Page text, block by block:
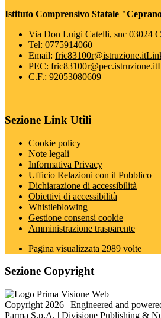
Istituto Comprensivo Statale
Via Don Luigi Catelli, snc 03024
Tel: 0775914060
Email: fric83100r@istruzione.it
PEC: fric83100r@pec.istruzione.it
C.F.: 92053080609
Sezione Link Utili
Cookie policy
Note legali
Informativa Privacy
Ufficio Relazioni con il Pubblico
Dichiarazione di accessibilità
Obiettivi di accessibilità
Whistleblowing
Gestione consensi cookie
Amministrazione trasparente
Pagina visualizzata 2989 volte
Sezione Copyright
Copyright 2026 | Engineered and
Parma S.p.A. | Divisione Publishing &